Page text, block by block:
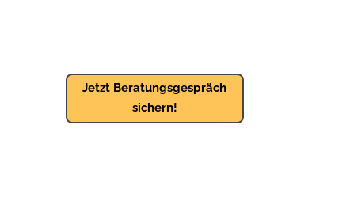
Jetzt Beratungsgespräch
sichern!